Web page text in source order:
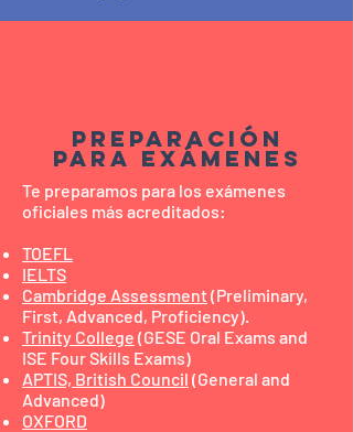
Preparación
para exámenes
Te preparamos para los exámenes
oficiales más acreditados:
TOEFL
IELTS
Cambridge Assessment (Preliminary,
First, Advanced, Proficiency).
Trinity College (GESE Oral Exams and
ISE Four Skills Exams)
APTIS, British Council (General and
Advanced)
OXFORD